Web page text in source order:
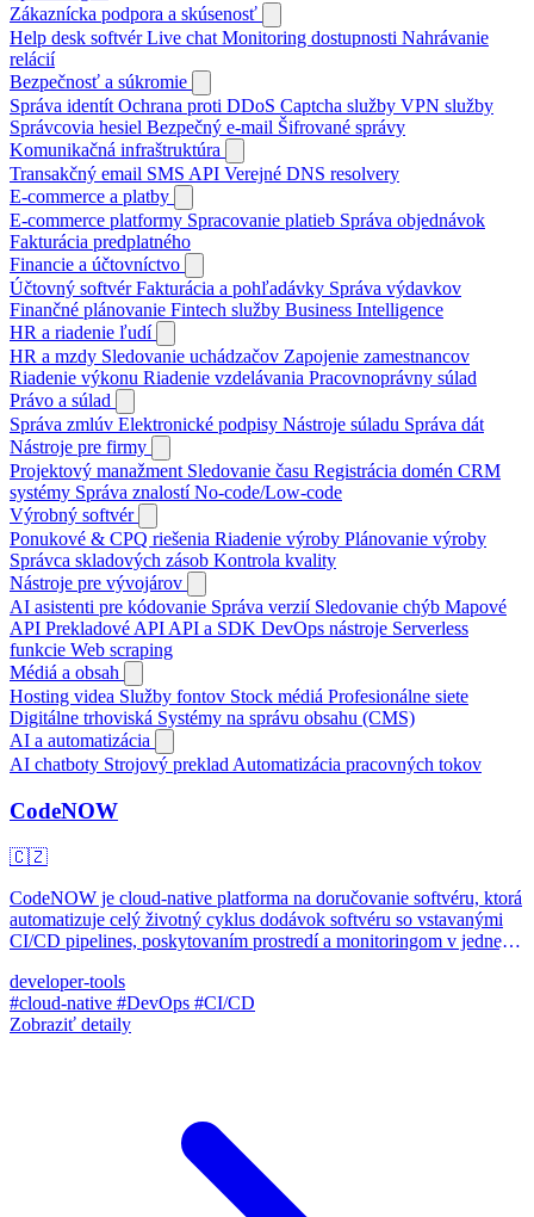
Zákaznícka podpora a skúsenosť
Help desk softvérLive chat Monitoring dostupnosti Nahrávanie
relácií
Bezpečnosť a súkromie
Správa identít Ochrana proti DDoS Captcha služby VPN služby
Správcovia hesiel Bezpečný e-mail Šifrované správy
Komunikačná infraštruktúra
Transakčný email SMS API Verejné DNS resolvery
E-commerce a platby
E-commerce platformy Spracovanie platieb Správa objednávok
Fakturácia predplatného
Financie a účtovníctvo
Účtovný softvérFakturácia a pohľadávky Správa výdavkov
Finančné plánovanie Fintech služby Business Intelligence
HR a riadenie ľudí
HR a mzdy Sledovanie uchádzačov Zapojenie zamestnancov
Riadenie výkonu Riadenie vzdelávania Pracovnoprávny súlad
Právo a súlad
Správa zmlúv Elektronické podpisy Nástroje súladu Správa dát
Nástroje pre firmy
Projektový manažment Sledovanie času Registrácia domén CRM
systémy Správa znalostíNo-code/Low-code
Výrobný softvér
Ponukové & CPQ riešenia Riadenie výroby Plánovanie výroby
Správca skladových zásob Kontrola kvality
Nástroje pre vývojárov
AI asistenti pre kódovanie Správa verzií Sledovanie chýb Mapové
API Prekladové API API a SDK DevOps nástroje Serverless
funkcie Web scraping
Médiá a obsah
Hosting videa Služby fontov Stock médiá Profesionálne siete
Digitálne trhoviská Systémy na správu obsahu (CMS)
AI a automatizácia
AI chatboty Strojový preklad Automatizácia pracovných tokov
CodeNOW
🇨🇿
CodeNOW je cloud-native platforma na doručovanie softvéru, ktorá
automatizuje celý životný cyklus dodávok softvéru so vstavanými
CI/CD pipelines, poskytovaním prostredí a monitoringom v jednej
developer-tools
#cloud-native #DevOps #CI/CD
Zobraziť detaily